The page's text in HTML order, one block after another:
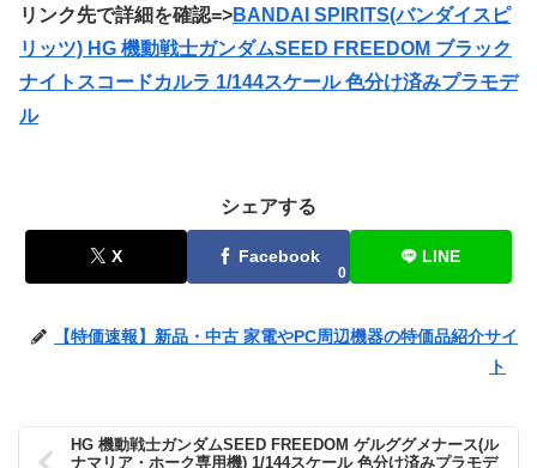
リンク先で詳細を確認=>BANDAI SPIRITS(バンダイスピ
リッツ) HG 機動戦士ガンダムSEED FREEDOM ブラック
ナイトスコードカルラ 1/144スケール 色分け済みプラモデ
ル
シェアする
X Facebook
0
LINE
【特価速報】新品・中古 家電やPC周辺機器の特価品紹介サイ
ト
HG 機動戦士ガンダムSEED FREEDOM ゲルググメナース(ル
ナマリア・ホーク専用機) 1/144スケール 色分け済みプラモデ